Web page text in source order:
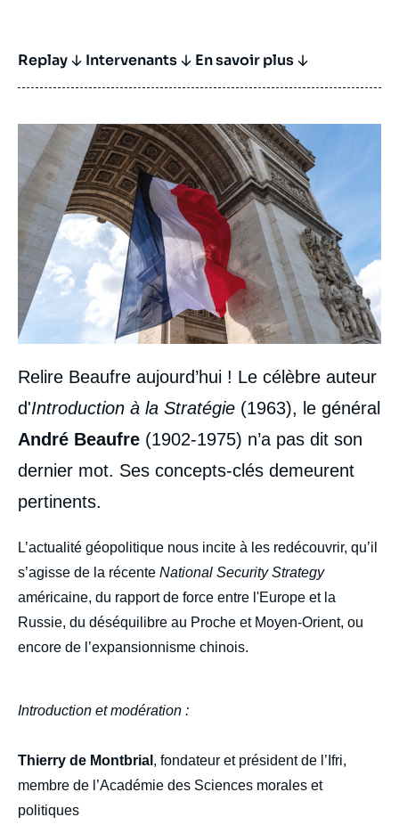
Replay Intervenants En savoir plus
Image
Relire Beaufre aujourd’hui ! Le célèbre auteur
d'Introduction à la Stratégie (1963), le général
André Beaufre (1902-1975) n’a pas dit son
dernier mot. Ses concepts-clés demeurent
pertinents.
body
L’actualité géopolitique nous incite à les redécouvrir, qu’il
s’agisse de la récente National Security Strategy
américaine, du rapport de force entre l'Europe et la
Russie, du déséquilibre au Proche et Moyen-Orient, ou
encore de l’expansionnisme chinois.
Introduction et modération :
Thierry de Montbrial , fondateur et président de l’Ifri,
membre de l’Académie des Sciences morales et
politiques